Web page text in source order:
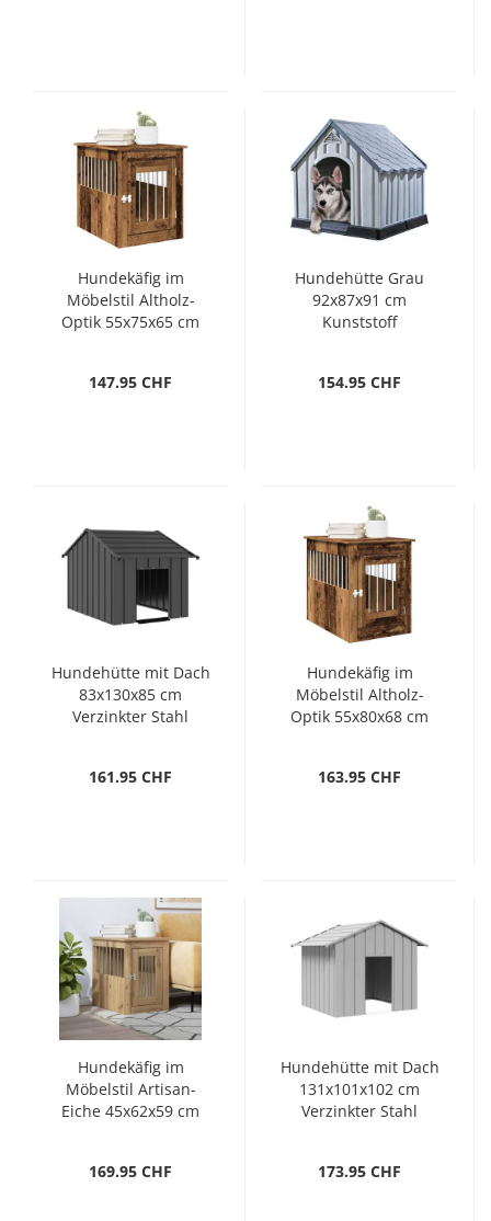
Hundekäfig im
Möbelstil Altholz-
Optik 55x75x65 cm
147.95 CHF
Hundehütte Grau
92x87x91 cm
Kunststoff
154.95 CHF
Hundehütte mit Dach
83x130x85 cm
Verzinkter Stahl
161.95 CHF
Hundekäfig im
Möbelstil Altholz-
Optik 55x80x68 cm
163.95 CHF
Hundekäfig im
Möbelstil Artisan-
Eiche 45x62x59 cm
169.95 CHF
Hundehütte mit Dach
131x101x102 cm
Verzinkter Stahl
173.95 CHF